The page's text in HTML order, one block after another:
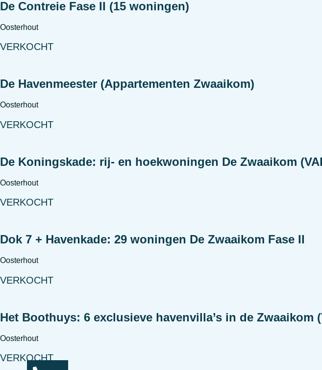
De Contreie Fase II (15 woningen)
Oosterhout
VERKOCHT
De Havenmeester (Appartementen Zwaaikom)
Oosterhout
VERKOCHT
De Koningskade: rij- en hoekwoningen De Zwaaikom
Oosterhout
VERKOCHT
Dok 7 + Havenkade: 29 woningen De Zwaaikom Fase II
Oosterhout
VERKOCHT
Het Boothuys: 6 exclusieve havenvilla’s in de Zwaaikom
Oosterhout
VERKOCHT